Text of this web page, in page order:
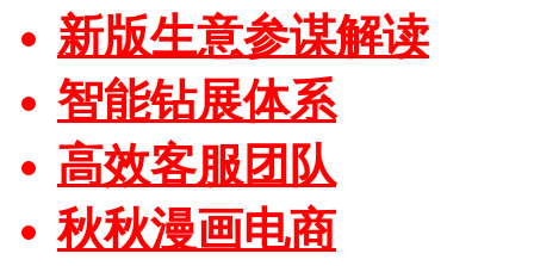
新版生意参谋解读
智能钻展体系
高效客服团队
秋秋漫画电商